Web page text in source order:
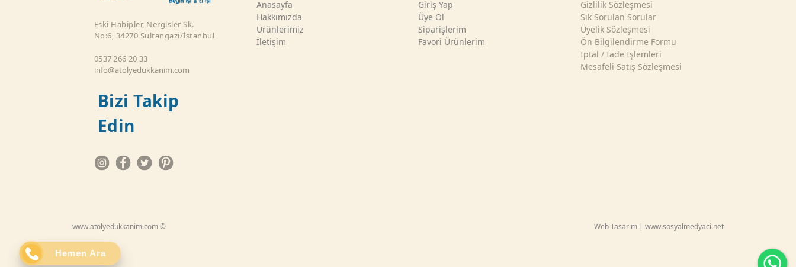
Hemen Ara
Eski Habipler, Nergisler Sk.
No:6, 34270 Sultangazi/İstanbul
0537 266 20 33
info@atolyedukkanim.com
Bizi Takip
Edin
Anasayfa
Hakkımızda
Ürünlerimiz
İletişim
Giriş Yap
Üye Ol
Siparişlerim
Favori Ürünlerim
Gizlilik Sözleşmesi
Sık Sorulan Sorular
Üyelik Sözleşmesi
Ön Bilgilendirme Formu
İptal / İade İşlemleri
Mesafeli Satış Sözleşmesi
www.atolyedukkanim.com © Web Tasarım | www.sosyalmedyaci.net